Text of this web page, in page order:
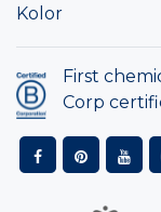
Kolor
First
Corp